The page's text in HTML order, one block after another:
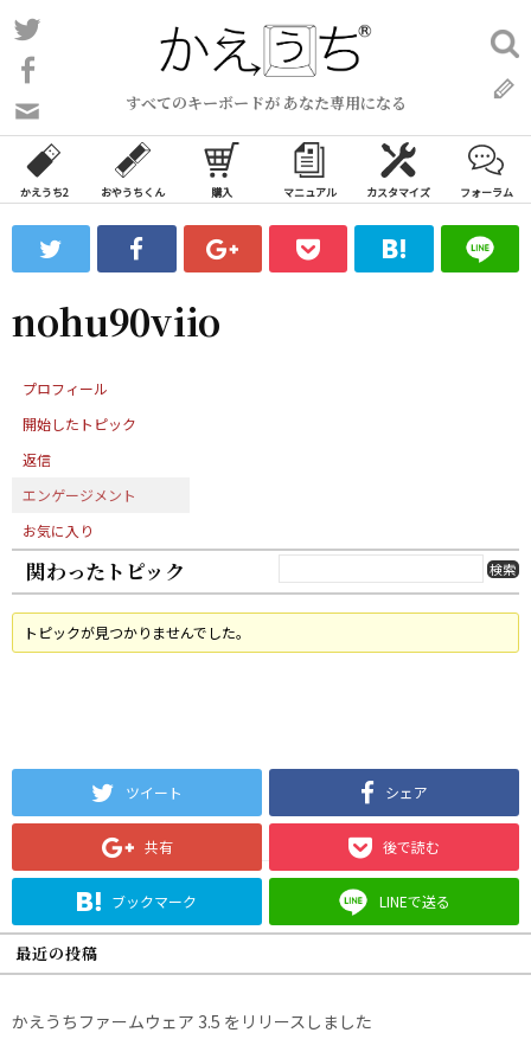
コ
ン
ン
ツ
ス
ッ
すべてのキーボードが あなた専用になる
い
合
わ
フ
ォ
ム
検
索:
かえうち2 おやうちくん 購入 マニュアル カスタマイズ フォーラム
nohu90viio
プロフィール
開始したトピック
返信
エンゲージメント
お気に入り
関わったトピック
トピックが見つかりませんでした。
ツイート シェア
共有 後で読む
ブックマーク LINEで送る
最近の投稿
かえうちファームウェア 3.5 をリリースしました